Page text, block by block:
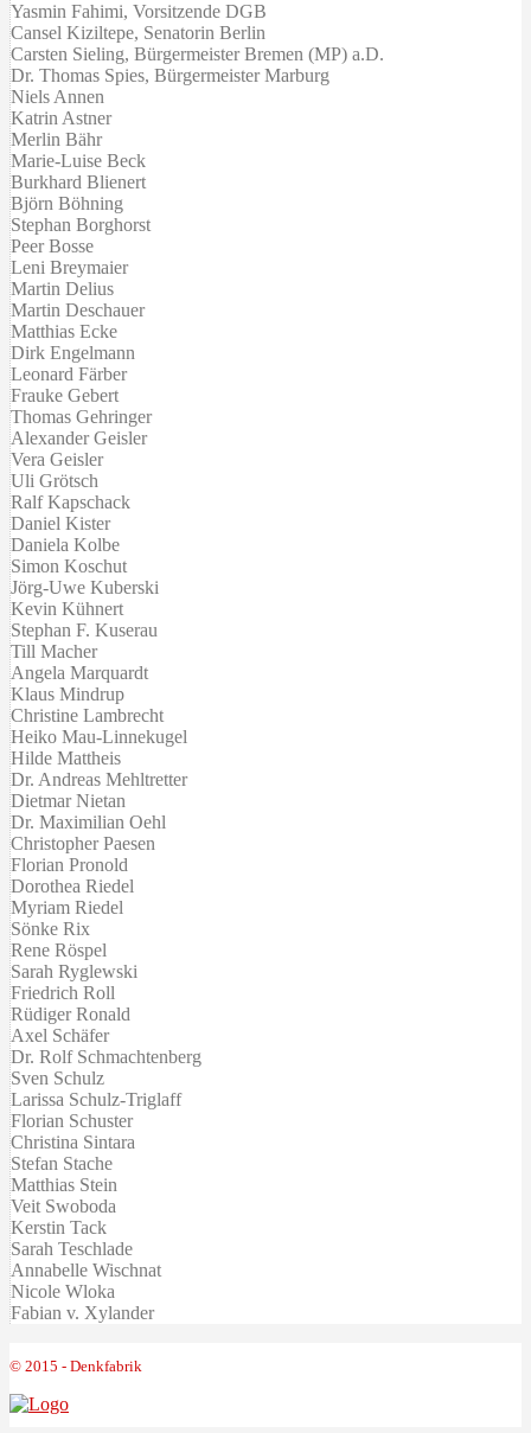
Yasmin Fahimi, Vorsitzende DGB
Cansel Kiziltepe, Senatorin Berlin
Carsten Sieling, Bürgermeister Bremen (MP) a.D.
Dr. Thomas Spies, Bürgermeister Marburg
Niels Annen
Katrin Astner
Merlin Bähr
Marie-Luise Beck
Burkhard Blienert
Björn Böhning
Stephan Borghorst
Peer Bosse
Leni Breymaier
Martin Delius
Martin Deschauer
Matthias Ecke
Dirk Engelmann
Leonard Färber
Frauke Gebert
Thomas Gehringer
Alexander Geisler
Vera Geisler
Uli Grötsch
Ralf Kapschack
Daniel Kister
Daniela Kolbe
Simon Koschut
Jörg-Uwe Kuberski
Kevin Kühnert
Stephan F. Kuserau
Till Macher
Angela Marquardt
Klaus Mindrup
Christine Lambrecht
Heiko Mau-Linnekugel
Hilde Mattheis
Dr. Andreas Mehltretter
Dietmar Nietan
Dr. Maximilian Oehl
Christopher Paesen
Florian Pronold
Dorothea Riedel
Myriam Riedel
Sönke Rix
Rene Röspel
Sarah Ryglewski
Friedrich Roll
Rüdiger Ronald
Axel Schäfer
Dr. Rolf Schmachtenberg
Sven Schulz
Larissa Schulz-Triglaff
Florian Schuster
Christina Sintara
Stefan Stache
Matthias Stein
Veit Swoboda
Kerstin Tack
Sarah Teschlade
Annabelle Wischnat
Nicole Wloka
Fabian v. Xylander
© 2015 - Denkfabrik